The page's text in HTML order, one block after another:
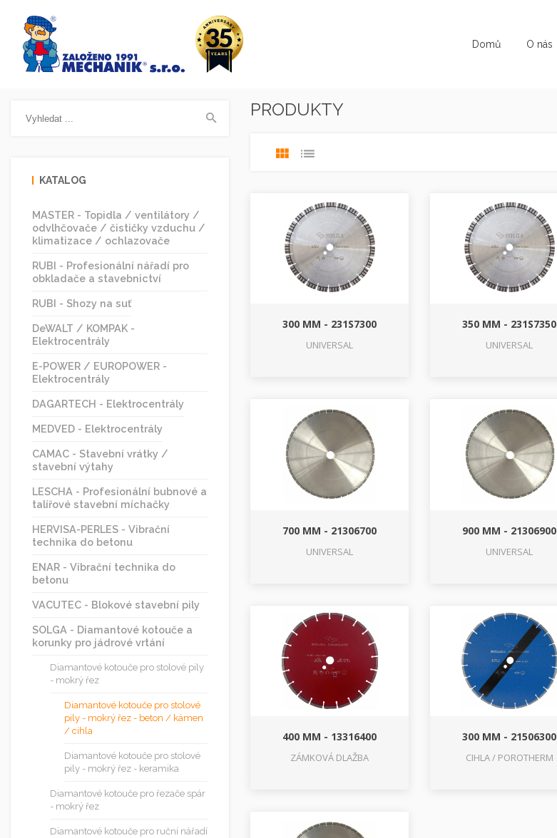
Domů O nás
KATALOG
MASTER - Topidla / ventilátory /
odvlhčovače / čističky vzduchu /
klimatizace / ochlazovače
RUBI - Profesionální nářadí pro
obkladače a stavebnictví
RUBI - Shozy na suť
DeWALT / KOMPAK -
Elektrocentrály
E-POWER / EUROPOWER -
Elektrocentrály
DAGARTECH - Elektrocentrály
MEDVED - Elektrocentrály
CAMAC - Stavební vrátky /
stavební výtahy
LESCHA - Profesionální bubnové a
talířové stavební míchačky
HERVISA-PERLES - Vibrační
technika do betonu
ENAR - Vibrační technika do
betonu
VACUTEC - Blokové stavební pily
SOLGA - Diamantové kotouče a
korunky pro jádrové vrtání
Diamantové kotouče pro stolové pily
- mokrý řez
Diamantové kotouče pro stolové
pily - mokrý řez - beton / kámen
/ cihla
Diamantové kotouče pro stolové
pily - mokrý řez - keramika
Diamantové kotouče pro řezače spár
- mokrý řez
Diamantové kotouče pro ruční nářadí
PRODUKTY
300 MM - 231S7300
UNIVERSAL
350 MM - 231S7350
UNIVERSAL
700 MM - 21306700
UNIVERSAL
900 MM - 21306900
UNIVERSAL
400 MM - 13316400
ZÁMKOVÁ DLAŽBA
300 MM - 21506300
CIHLA / POROTHERM